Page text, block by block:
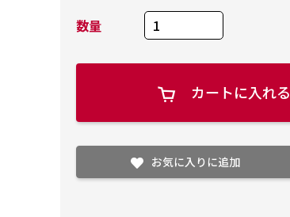
数量
カートに入れる
お気に入りに追加